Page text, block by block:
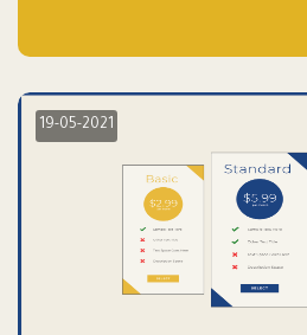
19-05-2021